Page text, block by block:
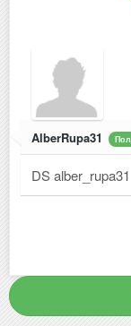
AlberRupa31
DS alber_rupa31